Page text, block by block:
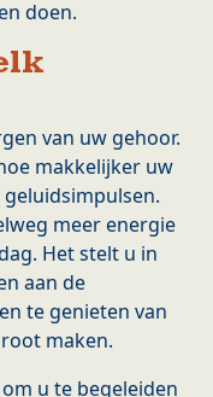
doen.
van uw gehoor.
makkelijker uw
meer energie
Het stelt u in
aan de
te genieten van
maken.
u te begeleiden